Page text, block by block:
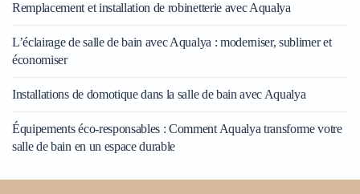
Remplacement et installation de robinetterie avec Aqualya
L’éclairage de salle de bain avec Aqualya : moderniser, sublimer et
économiser
Installations de domotique dans la salle de bain avec Aqualya
Équipements éco-responsables : Comment Aqualya transforme votre
salle de bain en un espace durable